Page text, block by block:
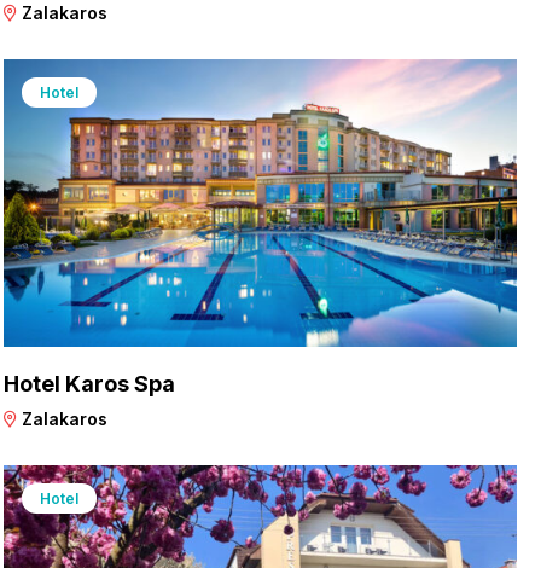
Zalakaros
Hotel
Hotel Karos Spa
Zalakaros
Hotel